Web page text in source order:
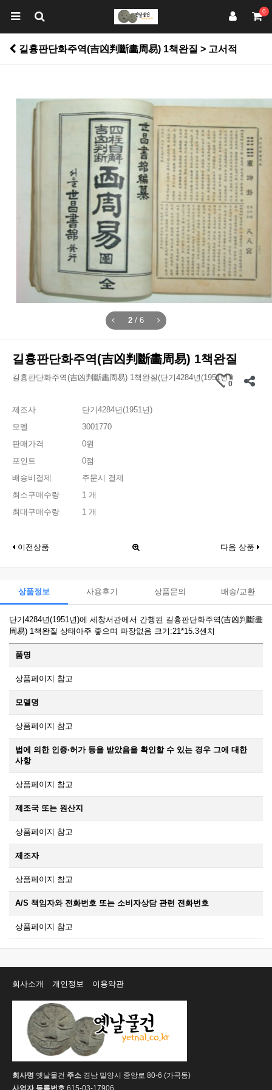
0
길흉판단화주역(吉凶判斷畵周易) 1책완질 > 고서적
2 / 6
길흉판단화주역(吉凶判斷畵周易) 1책완질
길흉판단화주역(吉凶判斷畵周易) 1책완질(단기4284년(1951년))
0
제조사
단기4284년(1951년)
모델
3001770
판매가격
0원
포인트
0점
배송비결제
주문시 결제
최소구매수량
1 개
최대구매수량
1 개
이전상품 다음 상품
상품정보 사용후기 상품문의 배송/교환
단기4284년(1951년)에 세창서관에서 간행된 길흉판단화주역(吉凶判斷畵
周易) 1책완질 상태아주 좋으며 파장없음 크기:21*15.3센치
품명
상품페이지 참고
모델명
상품페이지 참고
법에 의한 인증·허가 등을 받았음을 확인할 수 있는 경우 그에 대한
사항
상품페이지 참고
제조국 또는 원산지
상품페이지 참고
제조자
상품페이지 참고
A/S 책임자와 전화번호 또는 소비자상담 관련 전화번호
상품페이지 참고
회사소개 개인정보 이용약관
회사명 옛날물건 주소 경남 밀양시 중앙로 80-6 (가곡동)
사업자 등록번호 615-03-17906